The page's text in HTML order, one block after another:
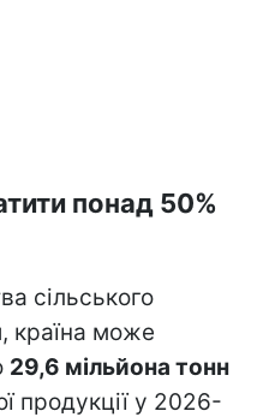
понад 50%
сільського
країна може
29,6 мільйона тонн
продукції у 2026-